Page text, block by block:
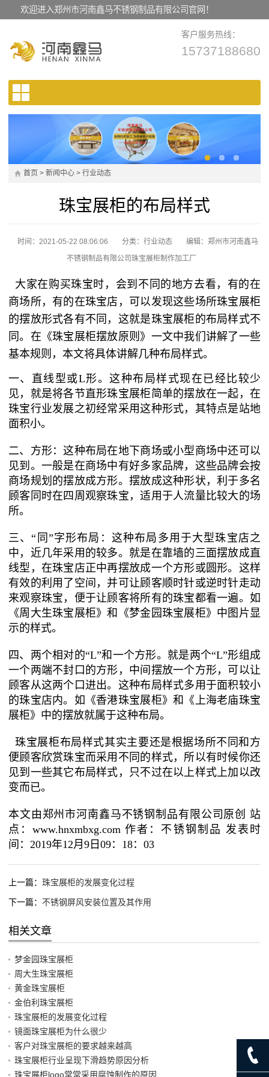
欢迎进入郑州市河南鑫马不锈钢制品有限公司官网！
客户服务热线：
15737188680
首页 > 新闻中心 > 行业动态
珠宝展柜的布局样式
时间：2021-05-22 08:06:06 分类： 行业动态
编辑：郑州市河南鑫马
不锈钢制品有限公司珠宝展柜制作加工厂
大家在购买珠宝时，会到不同的地方去看，有的在
商场所，有的在珠宝店，可以发现这些场所珠宝展柜
的摆放形式各有不同，这就是珠宝展柜的布局样式不
同。在《珠宝展柜摆放原则》一文中我们讲解了一些
基本规则，本文将具体讲解几种布局样式。
一、直线型或L形。这种布局样式现在已经比较少
见，就是将各节直形珠宝展柜简单的摆放在一起，在
珠宝行业发展之初经常采用这种形式，其特点是站地
面积小。
二、方形：这种布局在地下商场或小型商场中还可以
见到。一般是在商场中有好多家品牌，这些品牌会按
商场规划的摆放成方形。摆放成这种形状，利于多名
顾客同时在四周观察珠宝，适用于人流量比较大的场
所。
三、“同”字形布局：这种布局多用于大型珠宝店之
中，近几年采用的较多。就是在靠墙的三面摆放成直
线型，在珠宝店正中再摆放成一个方形或圆形。这样
有效的利用了空间，并可让顾客顺时针或逆时针走动
来观察珠宝，便于让顾客将所有的珠宝都看一遍。如
《周大生珠宝展柜》和《梦金园珠宝展柜》中图片显
示的样式。
四、两个相对的“L”和一个方形。就是两个“L”形组成
一个两端不封口的方形，中间摆放一个方形，可以让
顾客从这两个口进出。这种布局样式多用于面积较小
的珠宝店内。如《香港珠宝展柜》和《上海老庙珠宝
展柜》中的摆放就属于这种布局。
珠宝展柜布局样式其实主要还是根据场所不同和方
便顾客欣赏珠宝而采用不同的样式，所以有时候你还
见到一些其它布局样式，只不过在以上样式上加以改
变而已。
本文由郑州市河南鑫马不锈钢制品有限公司原创 站
点：www.hnxmbxg.com 作者：不锈钢制品 发表时
间：2019年12月9日09：18：03
上一篇： 珠宝展柜的发展变化过程
下一篇： 不锈钢屏风安装位置及其作用
相关文章
梦金园珠宝展柜
周大生珠宝展柜
黄金珠宝展柜
金伯利珠宝展柜
珠宝展柜的发展变化过程
镜面珠宝展柜为什么很少
客户对珠宝展柜的要求越来越高
珠宝展柜行业呈现下滑趋势原因分析
珠宝展柜logo常常采用腐蚀制作的原因